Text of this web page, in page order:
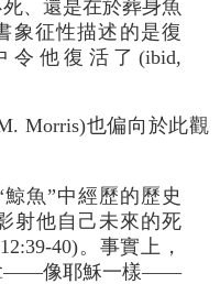
、還是在於葬身魚
象征性描述的是復
他復活了(ibid,
Morris)也偏向於此觀
魚”中經歷的歷史
射他自己未來的死
40)。事實上，
――像耶穌一樣――